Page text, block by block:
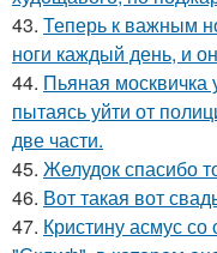
43. Теперь к важным
ноги каждый день, и
44. Пьяная
пытаясь уйти от
две части.
45. Желудок спасибо
46. Вот такая вот
47. Кристину асмус